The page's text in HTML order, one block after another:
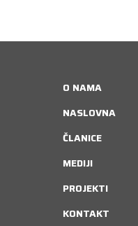
O NAMA
NASLOVNA
ČLANICE
MEDIJI
PROJEKTI
KONTAKT